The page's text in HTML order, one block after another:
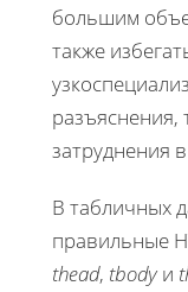
большим
также
разъяснения,
затруднения
В табличных
правильные
thead, tbodyи